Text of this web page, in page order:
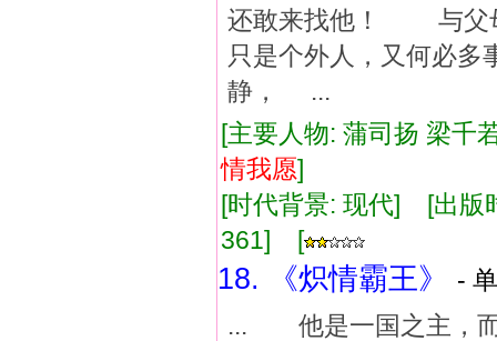
还敢来找他！ 与父
只是个外人，又何必
静， ...
[主要人物: 蒲司扬 梁
情我愿]
[时代背景: 现代] [出
361] [
18. 《炽情霸王》
-
... 他是一国之主，而